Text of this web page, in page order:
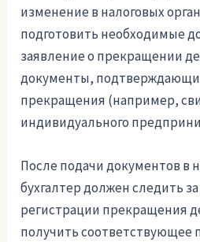
изменение в налоговых
подготовить необходимые
заявление о прекращении
документы,
прекращения (например,
индивидуального
После подачи документов в
бухгалтер должен следить
регистрации прекращения
получить соответствующее